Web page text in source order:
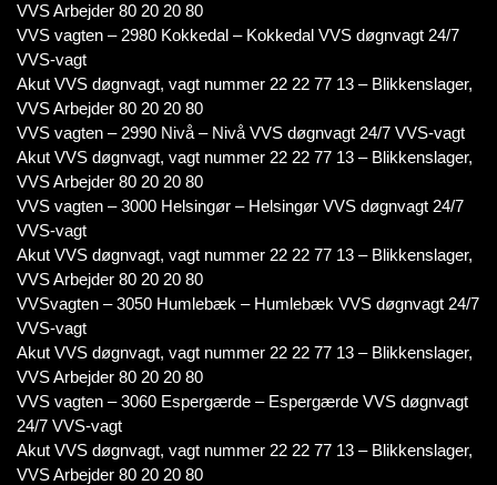
VVS Arbejder 80 20 20 80
VVS vagten – 2980 Kokkedal – Kokkedal VVS døgnvagt 24/7
VVS-vagt
Akut VVS døgnvagt, vagt nummer 22 22 77 13 – Blikkenslager,
VVS Arbejder 80 20 20 80
VVS vagten – 2990 Nivå – Nivå VVS døgnvagt 24/7 VVS-vagt
Akut VVS døgnvagt, vagt nummer 22 22 77 13 – Blikkenslager,
VVS Arbejder 80 20 20 80
VVS vagten – 3000 Helsingør – Helsingør VVS døgnvagt 24/7
VVS-vagt
Akut VVS døgnvagt, vagt nummer 22 22 77 13 – Blikkenslager,
VVS Arbejder 80 20 20 80
VVSvagten – 3050 Humlebæk – Humlebæk VVS døgnvagt 24/7
VVS-vagt
Akut VVS døgnvagt, vagt nummer 22 22 77 13 – Blikkenslager,
VVS Arbejder 80 20 20 80
VVS vagten – 3060 Espergærde – Espergærde VVS døgnvagt
24/7 VVS-vagt
Akut VVS døgnvagt, vagt nummer 22 22 77 13 – Blikkenslager,
VVS Arbejder 80 20 20 80